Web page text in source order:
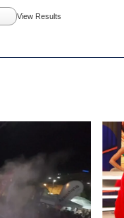
View Results